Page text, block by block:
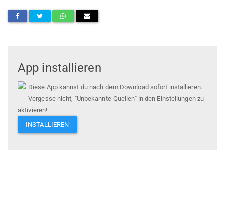
App installieren
Diese App kannst du nach dem Download sofort installieren.
Vergesse nicht, "Unbekannte Quellen" in den Einstellungen zu
aktivieren!
INSTALLIEREN